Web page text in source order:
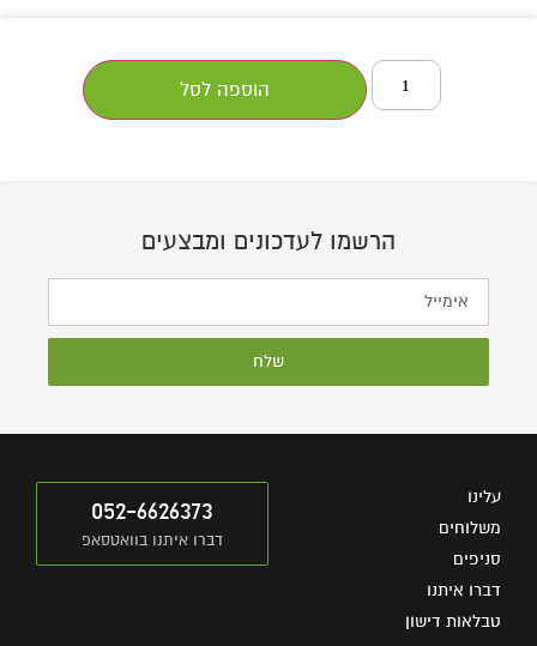
הוספה לסל
הרשמו לעדכונים ומבצעים
שלח
עלינו
משלוחים
סניפים
דברו איתנו
טבלאות דישון
052-6626373
דברו איתנו בוואטסאפ